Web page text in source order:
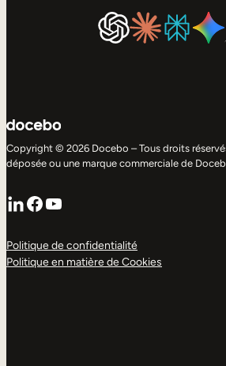
Copyright © 2026 Docebo – Tous droits
déposée ou une marque commerciale de
LinkedIn
Facebook
YouTube
Politique de confidentialité
Politique en matière de Cookies